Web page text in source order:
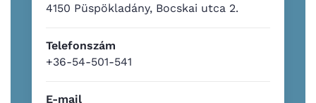
4150 Püspökladány, Bocskai utca 2.
Telefonszám
+36-54-501-541
E-mail